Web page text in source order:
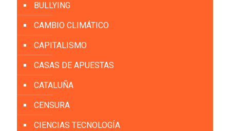
BULLYING
CAMBIO CLIMÁTICO
CAPITALISMO
CASAS DE APUESTAS
CATALUÑA
CENSURA
CIENCIAS TECNOLOGÍA